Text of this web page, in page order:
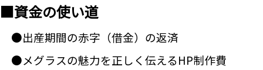
■資金の使い道
●出産期間の赤字（借金）の返済
●メグラスの魅力を正しく伝えるHP制作費